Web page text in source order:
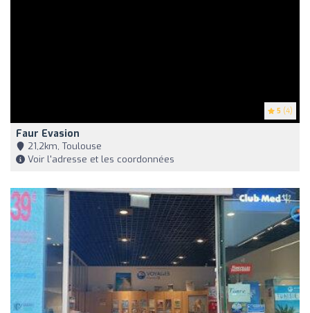
5 (4)
Faur Evasion
21,2km, Toulouse
Voir l'adresse et les coordonnées